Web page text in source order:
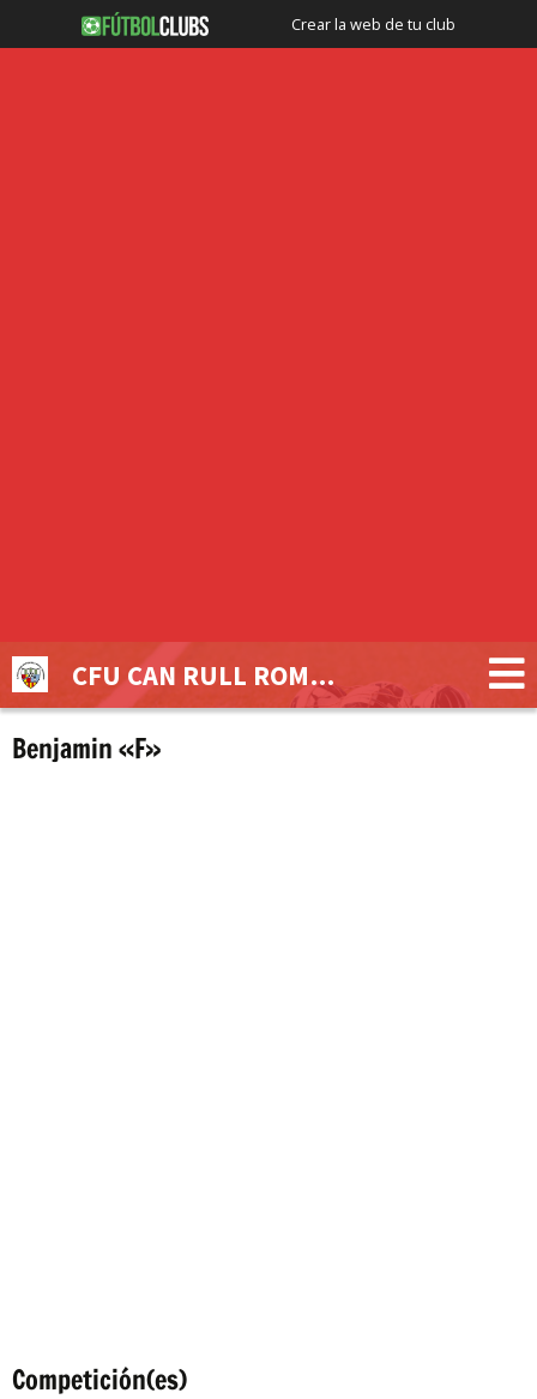
Crear la web de tu club
CFU CAN RULL ROMULO TRONCHONI
Benjamin «F»
Competición(es)